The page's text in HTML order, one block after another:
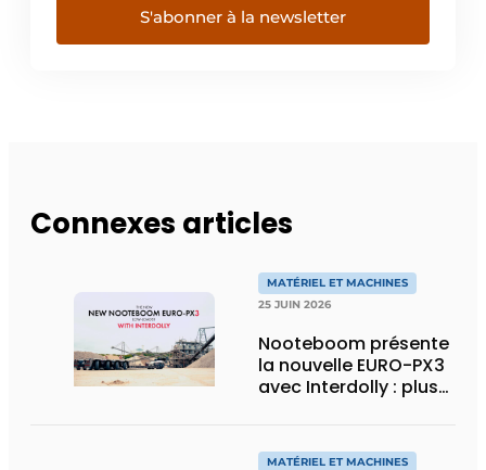
S'abonner à la newsletter
Connexes articles
MATÉRIEL ET MACHINES
25 JUIN 2026
Nooteboom présente
la nouvelle EURO-PX3
avec Interdolly : plus
transport spécial
MATÉRIEL ET MACHINES